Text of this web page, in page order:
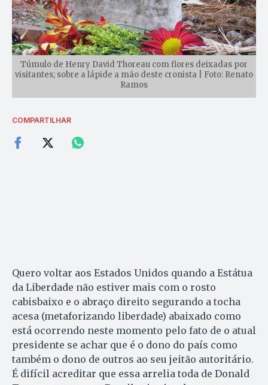
Túmulo de Henry David Thoreau com flores deixadas por
visitantes; sobre a lápide a mão deste cronista | Foto: Renato
Ramos
COMPARTILHAR
Quero voltar aos Estados Unidos quando a Estátua
da Liberdade não estiver mais com o rosto
cabisbaixo e o abraço direito segurando a tocha
acesa (metaforizando liberdade) abaixado como
está ocorrendo neste momento pelo fato de o atual
presidente se achar que é o dono do país como
também o dono de outros ao seu jeitão autoritário.
É difícil acreditar que essa arrelia toda de Donald